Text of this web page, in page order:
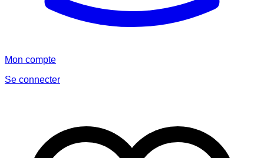
Mon compte
Se connecter